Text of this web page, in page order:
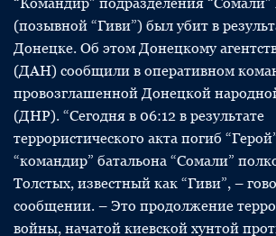
(позывной “Гиви”) был убит в
Донецке. Об этом Донецкому
(ДАН) сообщили в оперативном
провозглашенной Донецкой
(ДНР). “Сегодня в 06:12 в результате
террористического акта погиб
“командир” батальона “Сомали”
Толстых, известный как “Гиви”, –
сообщении. – Это продолжение
войны, начатой киевской хунтой